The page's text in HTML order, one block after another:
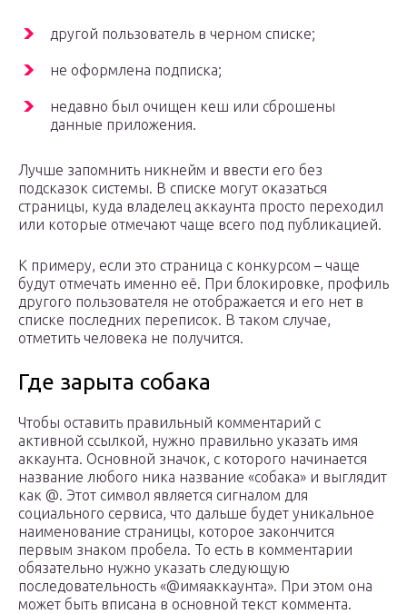
другой пользователь в черном списке;
не оформлена подписка;
недавно был очищен кеш или сброшены
данные приложения.
Лучше запомнить никнейм и ввести его без
подсказок системы. В списке могут оказаться
страницы, куда владелец аккаунта просто переходил
или которые отмечают чаще всего под публикацией.
К примеру, если это страница с конкурсом – чаще
будут отмечать именно её. При блокировке, профиль
другого пользователя не отображается и его нет в
списке последних переписок. В таком случае,
отметить человека не получится.
Где зарыта собака
Чтобы оставить правильный комментарий с
активной ссылкой, нужно правильно указать имя
аккаунта. Основной значок, с которого начинается
название любого ника название «собака» и выглядит
как @. Этот символ является сигналом для
социального сервиса, что дальше будет уникальное
наименование страницы, которое закончится
первым знаком пробела. То есть в комментарии
обязательно нужно указать следующую
последовательность «@имяаккаунта». При этом она
может быть вписана в основной текст коммента.